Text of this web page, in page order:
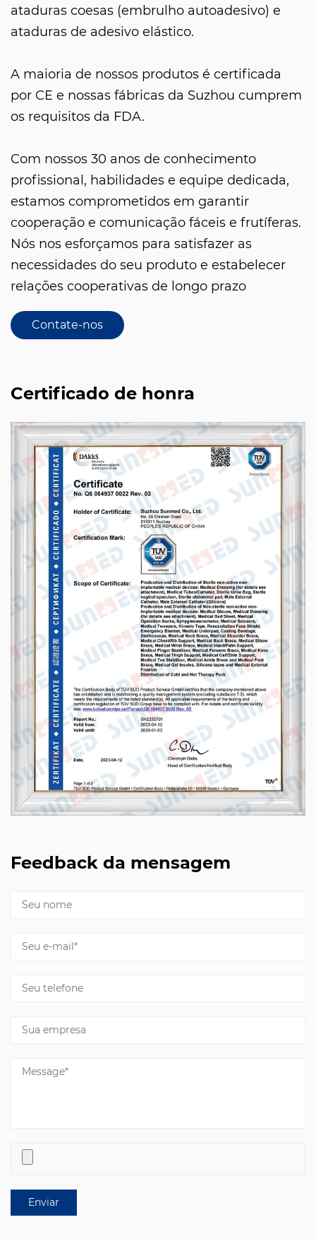
ataduras coesas (embrulho autoadesivo) e
ataduras de adesivo elástico.
A maioria de nossos produtos é certificada
por CE e nossas fábricas da Suzhou cumprem
os requisitos da FDA.
Com nossos 30 anos de conhecimento
profissional, habilidades e equipe dedicada,
estamos comprometidos em garantir
cooperação e comunicação fáceis e frutíferas.
Nós nos esforçamos para satisfazer as
necessidades do seu produto e estabelecer
relações cooperativas de longo prazo
Contate-nos
Certificado de honra
Feedback da mensagem